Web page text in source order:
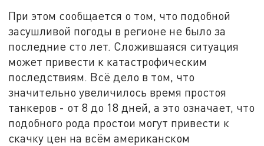
При этом сообщается о том, что подобной
засушливой погоды в регионе не было за
последние сто лет. Сложившаяся ситуация
может привести к катастрофическим
последствиям. Всё дело в том, что
значительно увеличилось время простоя
танкеров - от 8 до 18 дней, а это означает, что
подобного рода простои могут привести к
скачку цен на всём американском